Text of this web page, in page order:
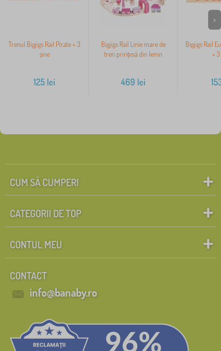
Trenul Bigjigs Rail Pirate + 3
șine
125 lei
Bigjigs Rail Linie mare de
tren prințesă din lemn
469 lei
Bigjigs Rail
+
>
CUM SĂ CUMPERI
CATEGORII DE TOP
CONTUL MEU
CONTACT
info@banaby.ro